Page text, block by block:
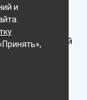
Рыжков Евгений
и